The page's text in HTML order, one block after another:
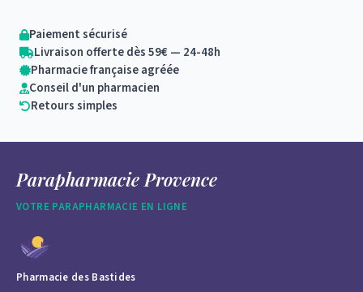
Paiement sécurisé
Livraison offerte dès 59€ — 24-48h
Pharmacie française agréée
Conseil d'un pharmacien
Retours simples
Parapharmacie Provence
VOTRE PARAPHARMACIE EN LIGNE
Pharmacie des Bastides